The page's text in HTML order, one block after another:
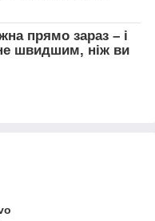
прямо зараз – і
швидшим, ніж ви